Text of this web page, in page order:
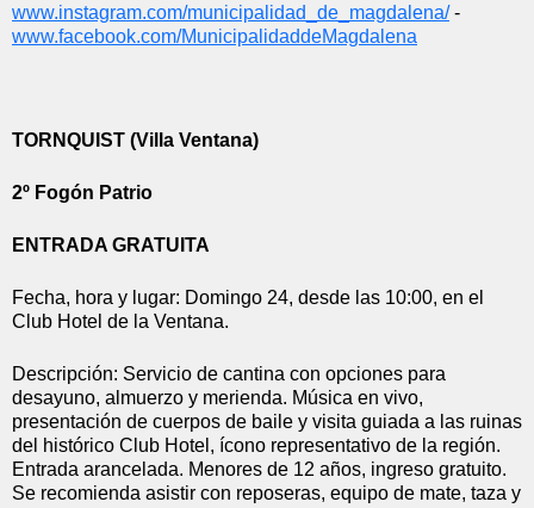
www.instagram.com/municipalidad_de_magdalena/
www.facebook.com/MunicipalidaddeMagdalena
TORNQUIST (Villa Ventana)
2º Fogón Patrio
ENTRADA GRATUITA
Fecha, hora y lugar: Domingo 24, desde las 10:00, en el
Club Hotel de la Ventana.
Descripción: Servicio de cantina con opciones para
desayuno, almuerzo y merienda. Música en vivo,
presentación de cuerpos de baile y visita guiada a las ruinas
del histórico Club Hotel, ícono representativo de la región.
Entrada arancelada. Menores de 12 años, ingreso gratuito.
Se recomienda asistir con reposeras, equipo de mate, taza y